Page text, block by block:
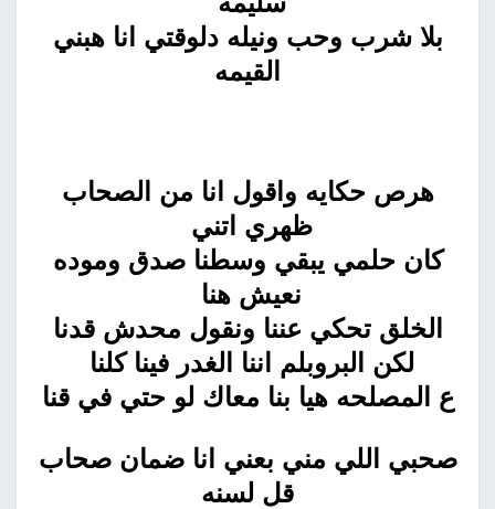
بلا شرب وحب ونيله دلوقتي انا هبني
القيمه
هرص حكايه واقول انا من الصحاب
ظهري اتني
كان حلمي يبقي وسطنا صدق وموده
نعيش هنا
الخلق تحكي عننا ونقول محدش قدنا
لكن البروبلم اننا الغدر فينا كلنا
ع المصلحه هيا بنا معاك لو حتي في قنا
صحبي اللي مني بعني انا ضمان صحاب
قل لسنه